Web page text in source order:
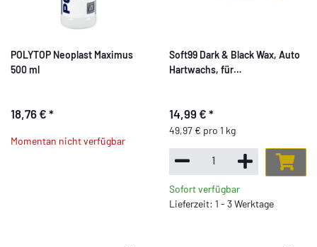
POLYTOP Neoplast Maximus
500 ml
18,76 € *
Momentan nicht verfügbar
Soft99 Dark & Black Wax, Auto
Hartwachs, für
14,99 € *
49,97 € pro 1 kg
Sofort verfügbar
Lieferzeit: 1 - 3 Werktage